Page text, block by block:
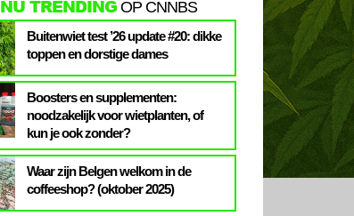
NU TRENDINGOP CNNBS
Buitenwiet test ’26 update #20: dikke
toppen en dorstige dames
Boosters en supplementen:
noodzakelijk voor wietplanten, of
kun je ook zonder?
Waar zijn Belgen welkom in de
coffeeshop? (oktober 2025)